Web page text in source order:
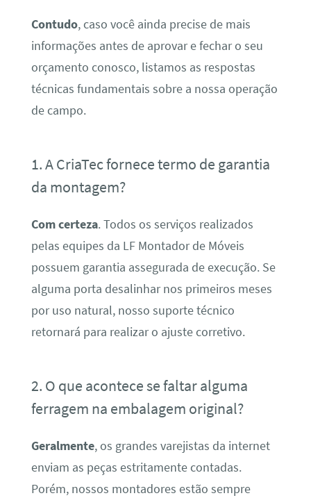
Contudo, caso você ainda precise de mais
informações antes de aprovar e fechar o seu
orçamento conosco, listamos as respostas
técnicas fundamentais sobre a nossa operação
de campo.
1. A CriaTec fornece termo de garantia
da montagem?
Com certeza. Todos os serviços realizados
pelas equipes da LF Montador de Móveis
possuem garantia assegurada de execução. Se
alguma porta desalinhar nos primeiros meses
por uso natural, nosso suporte técnico
retornará para realizar o ajuste corretivo.
2. O que acontece se faltar alguma
ferragem na embalagem original?
Geralmente, os grandes varejistas da internet
enviam as peças estritamente contadas.
Porém, nossos montadores estão sempre